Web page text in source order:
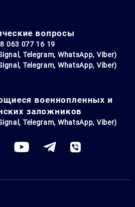
вопросы
063 077 16 19
Telegram, WhatsApp, Viber)
Telegram, WhatsApp, Viber)
военнопленных и
заложников
Telegram, WhatsApp, Viber)